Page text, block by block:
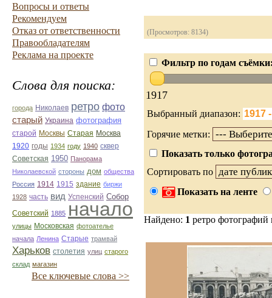
Вопросы и ответы
Рекомендуем
Отказ от ответственности
Правообладателям
Реклама на проекте
Слова для поиска:
города Николаев ретро фото
старый Украина фотография
старой Москвы Старая Москва
1920 годы 1934 году 1940 сквер
Советская 1950 Панорама
Николаевской стороны дом общества
Россия 1914 1915 здание биржи
1928 часть вид Успенский Собор
Советский 1885 начало
улицы Московская фотоателье
начала Ленина Старые трамвай
Харьков столетия улиц старого
склад магазин
Все ключевые слова >>
(Просмотров: 8134)
Фильтр по годам
1917
Выбранный диапазон:
Горячие метки:
Показать только
Сортировать по
Показать на ленте
Найдено: 1 ретро